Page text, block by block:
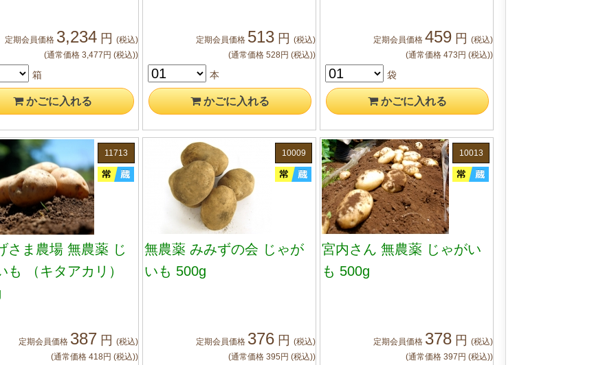
定期会員価格 3,234 円(税込)
(通常価格3,477 円(税込))
箱
かごに入れる
定期会員価格 513 円(税込)
(通常価格528円(税込))
本
かごに入れる
定期会員価格 459 円(税込)
(通常価格473 円(税込))
袋
かごに入れる
11713
さま農場 無農薬 じ
も （キタアカリ）
定期会員価格 387 円(税込)
(通常価格418円(税込))
10009
無農薬 みみずの会 じゃが
いも 500g
定期会員価格 376 円(税込)
(通常価格395 円(税込))
10013
宮内さん 無農薬 じゃがい
も 500g
定期会員価格 378 円(税込)
(通常価格397 円(税込))